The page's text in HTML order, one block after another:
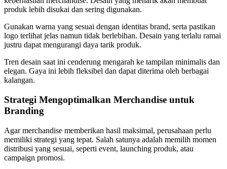
produk lebih disukai dan sering digunakan.
Gunakan warna yang sesuai dengan identitas brand, serta pastikan
logo terlihat jelas namun tidak berlebihan. Desain yang terlalu ramai
justru dapat mengurangi daya tarik produk.
Tren desain saat ini cenderung mengarah ke tampilan minimalis dan
elegan. Gaya ini lebih fleksibel dan dapat diterima oleh berbagai
kalangan.
Strategi Mengoptimalkan Merchandise untuk
Branding
Agar merchandise memberikan hasil maksimal, perusahaan perlu
memiliki strategi yang tepat. Salah satunya adalah memilih momen
distribusi yang sesuai, seperti event, launching produk, atau
campaign promosi.